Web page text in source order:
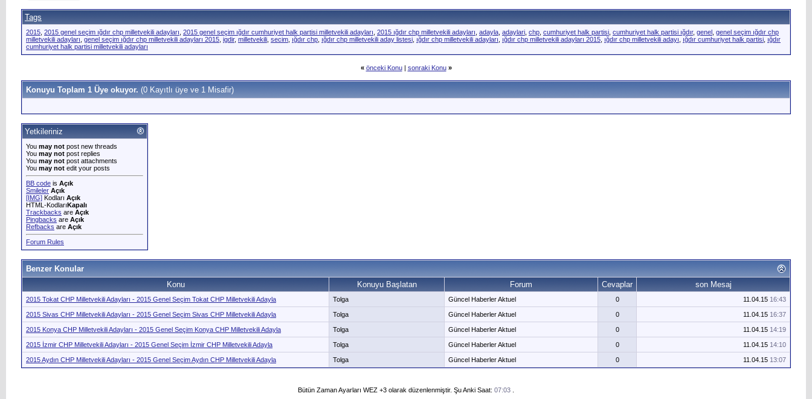
Tags
2015 2015 genel seçim ığdır chp milletvekili adayları 2015 genel seçim ığdır cumhuriyet halk partisi milletvekili adayları 2015 ığdır chp milletvekili adayları adayla adaylari chp cumhuriyet halk partisi cumhuriyet halk partisi ığdır, genel genel seçim ığdır chp
milletvekili adayları genel seçim ığdır chp milletvekili adayları 2015 igdir, milletvekili secim ığdır chp ığdır chp milletvekili aday listesi ığdır chp milletvekili adayları ığdır chp milletvekili adayları 2015 ığdır chp milletvekili adayı ığdır cumhuriyet halk partisi ığdır
cumhuriyet halk partisi milletvekili adayları
« önceki Konu| sonraki Konu »
Konuyu Toplam 1 Üye okuyor. (0 Kayıtlı üye ve 1 Misafir)
Yetkileriniz
You may not post new threads
You may not post replies
You may not post attachments
You may not edit your posts
BB code is Açık
Smileler Açık
[IMG] Kodları Açık
HTML-KodlarıKapalı
Trackbacks are Açık
Pingbacks are Açık
Refbacks are Açık
Forum Rules
Benzer Konular
Konu
Konuyu Başlatan Forum Cevaplar son Mesaj
2015 Tokat CHP Milletvekili Adayları - 2015 Genel Seçim Tokat CHP Milletvekili Adayla Tolga Güncel Haberler Aktuel 0 11.04.15 16:43
2015 Sivas CHP Milletvekili Adayları - 2015 Genel Seçim Sivas CHP Milletvekili Adayla Tolga Güncel Haberler Aktuel 0 11.04.15 16:37
2015 Konya CHP Milletvekili Adayları - 2015 Genel Seçim Konya CHP Milletvekili Adayla Tolga Güncel Haberler Aktuel 0 11.04.15 14:19
2015 İzmir CHP Milletvekili Adayları - 2015 Genel Seçim İzmir CHP Milletvekili Adayla Tolga Güncel Haberler Aktuel 0 11.04.15 14:10
2015 Aydın CHP Milletvekili Adayları - 2015 Genel Seçim Aydın CHP Milletvekili Adayla Tolga Güncel Haberler Aktuel 0 11.04.15 13:07
Bütün Zaman Ayarları WEZ +3 olarak düzenlenmiştir. Şu Anki Saat: 07:03